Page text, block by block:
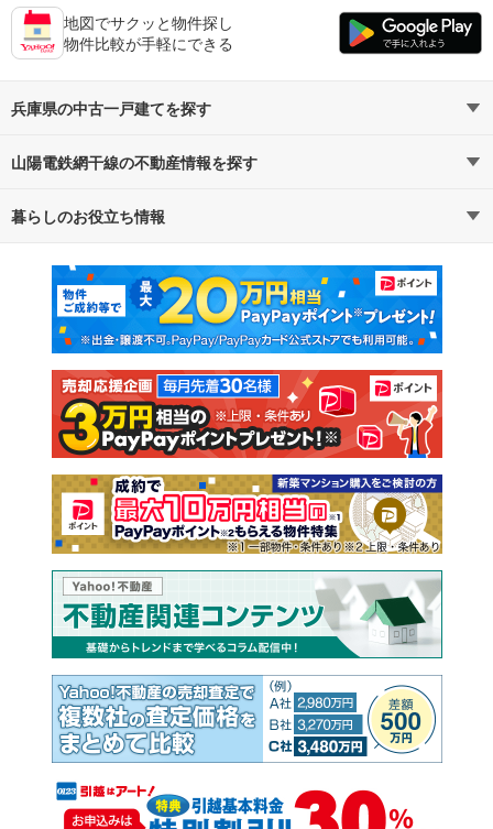
地図でサクッと物件探し
物件比較が手軽にできる
兵庫県の中古一戸建てを探す
路線・駅から探す
通勤・通学時間から探す
山陽電鉄網干線の不動産情報を探す
不動産・住宅
新築マンション 中古マンション
新築一戸建て 中古一戸建て
注文住宅 土地
売却査定
暮らしのお役立ち情報
マンションカタログ 教えて！住まいの先生